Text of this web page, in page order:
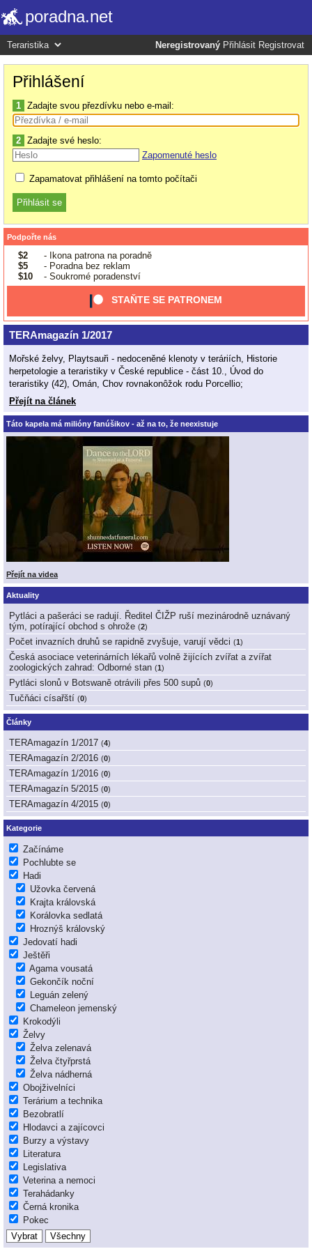
poradna.net
Neregistrovaný Přihlásit Registrovat
Přihlášení
1 Zadajte svou přezdívku nebo e-mail:
2 Zadajte své heslo:
Zapomenuté heslo
Zapamatovat přihlášení na tomto počítači
Podpořte nás
$2
- Ikona patrona na poradně
$5
- Poradna bez reklam
$10
- Soukromé poradenství
STAŇTE SE PATRONEM
TERAmagazín 1/2017
Mořské želvy, Playtsauři - nedoceněné klenoty v teráriích, Historie
herpetologie a teraristiky v České republice - část 10., Úvod do
teraristiky (42), Omán, Chov rovnakonôžok rodu Porcellio;
Přejít na článek
Táto kapela má milióny fanúšikov - až na to, že neexistuje
Přejít na videa
Aktuality
Pytláci a pašeráci se radují. Ředitel ČIŽP ruší mezinárodně uznávaný
tým, potírající obchod s ohrože (2)
Počet invazních druhů se rapidně zvyšuje, varují vědci (1)
Česká asociace veterinárních lékařů volně žijících zvířat a zvířat
zoologických zahrad: Odborné stan (1)
Pytláci slonů v Botswaně otrávili přes 500 supů (0)
Tučňáci císařští (0)
Články
TERAmagazín 1/2017 (4)
TERAmagazín 2/2016 (0)
TERAmagazín 1/2016 (0)
TERAmagazín 5/2015 (0)
TERAmagazín 4/2015 (0)
Kategorie
Začínáme
Pochlubte se
Hadi
Užovka červená
Krajta královská
Korálovka sedlatá
Hroznýš královský
Jedovatí hadi
Ještěři
Agama vousatá
Gekončík noční
Leguán zelený
Chameleon jemenský
Krokodýli
Želvy
Želva zelenavá
Želva čtyřprstá
Želva nádherná
Obojživelníci
Terárium a technika
Bezobratlí
Hlodavci a zajícovci
Burzy a výstavy
Literatura
Legislativa
Veterina a nemoci
Terahádanky
Černá kronika
Pokec